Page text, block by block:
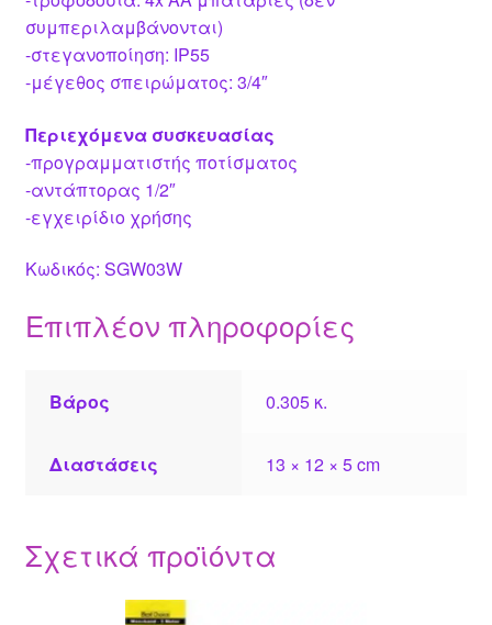
συμπεριλαμβάνονται)
-στεγανοποίηση: IP55
-μέγεθος σπειρώματος: 3/4″
Περιεχόμενα συσκευασίας
-προγραμματιστής ποτίσματος
-αντάπτορας 1/2″
-εγχειρίδιο χρήσης
Κωδικός: SGW03W
Επιπλέον πληροφορίες
Βάρος 0.305 κ.
Διαστάσεις 13 × 12 × 5 cm
Σχετικά προϊόντα